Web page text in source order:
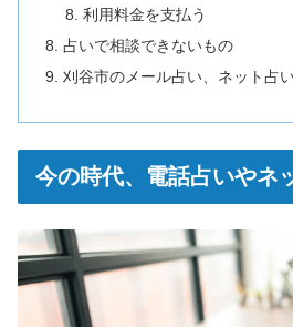
利用料金を支払う
占いで相談できないもの
刈谷市のメール占い、ネット占
今の時代、電話占いやネ